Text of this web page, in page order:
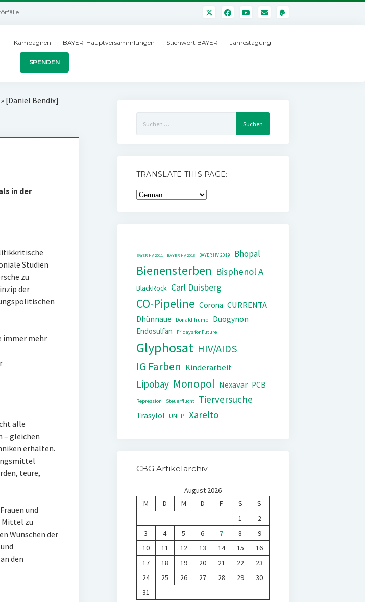
Kampagnen BAYER-Hauptversammlungen Stichwort BAYER Jahrestagung
SPENDEN
» [Daniel Bendix]
in der
Studien
zu
der
immer mehr
alle
– gleichen
erhalten.
teure,
und
Mittel zu
Wünschen der
den
nach:
TRANSLATE THIS PAGE:
BAYER HV 2011 BAYER HV 2018 BAYER HV 2019 Bhopal
Bienensterben Bisphenol A
BlackRock Carl Duisberg
CO-Pipeline Corona CURRENTA
Dhünnaue Donald Trump
Duogynon
Endosulfan
Fridays for Future
Glyphosat HIV/AIDS
IG Farben Kinderarbeit
Lipobay Monopol Nexavar PCB
Repression Steuerflucht Tierversuche
Trasylol UNEP Xarelto
CBG Artikelarchiv
August 2026
M
D M D F S
S
1
2
3
4 5 6 7 8
9
10
11 12 13 14 15
16
17
18 19 20 21 22
23
24
25 26 27 28 29
30
31